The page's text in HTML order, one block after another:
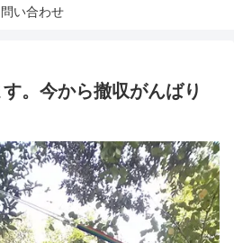
問い合わせ
。今から撤収がんばり